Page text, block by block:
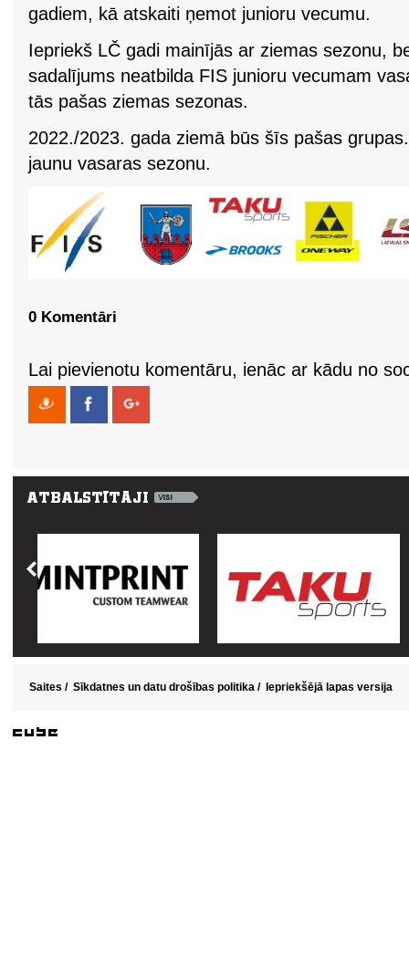
gadiem, kā atskaiti ņemot junioru vecumu.
Iepriekš LČ gadi mainījās ar ziemas sezonu,
sadalījums neatbilda FIS junioru vecumam
tās pašas ziemas sezonas.
2022./2023. gada ziemā būs šīs pašas
jaunu vasaras sezonu.
0 Komentāri
Lai pievienotu komentāru, ienāc ar kādu no
Saites / Sīkdatnes un datu drošības politika / Iepriekšējā lapas versija